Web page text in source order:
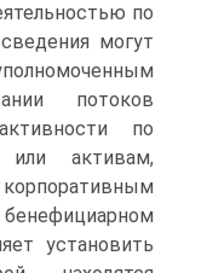
по
могут
потоков
по
или активам,
установить